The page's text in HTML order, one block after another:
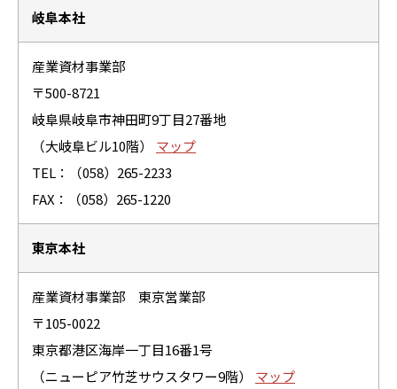
岐阜本社
産業資材事業部
〒500-8721
岐阜県岐阜市神田町9丁目27番地
（大岐阜ビル10階）
マップ
TEL：
（058）265-2233
FAX：（058）265-1220
東京本社
産業資材事業部 東京営業部
〒105-0022
東京都港区海岸一丁目16番1号
（ニューピア竹芝サウスタワー9階）
マップ